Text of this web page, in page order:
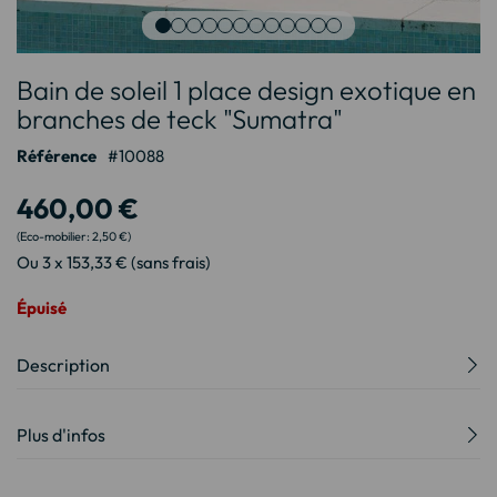
au
début
de
la
d’images
Bain de soleil 1 place design exotique en
branches de teck "Sumatra"
Référence 10088
460,00 €
2,50 €
Ou 3 x 153,33 € (sans frais)
Épuisé
Description
Plus d'infos